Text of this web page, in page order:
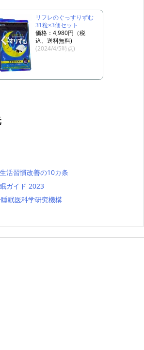
リフレのぐっすりずむ
31粒×3個セット
価格：4,980円（税
込、送料無料)
(2024/4/5時点)
活習慣改善の10カ条
ガイド 2023
眠医科学研究機構